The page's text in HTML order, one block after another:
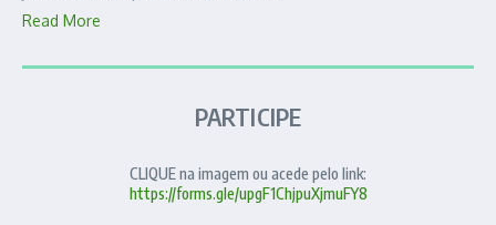
Read More
PARTICIPE
CLIQUE na imagem ou acede pelo link:
https://forms.gle/upgF1ChjpuXjmuFY8